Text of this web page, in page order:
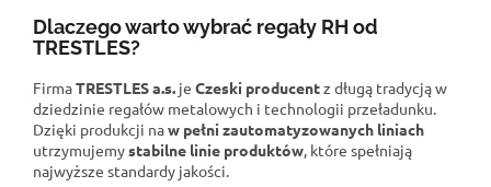
Dlaczego warto wybrać regały RH od
TRESTLES?
FirmaTRESTLES a.s. je Czeski producentz długą tradycją w
dziedzinie regałów metalowych i technologii przeładunku.
Dzięki produkcji naw pełni zautomatyzowanych liniach
utrzymujemystabilne linie produktów , które spełniają
najwyższe standardy jakości.